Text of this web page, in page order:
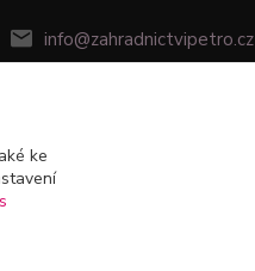
info@zahradnictvipetro.cz
ke